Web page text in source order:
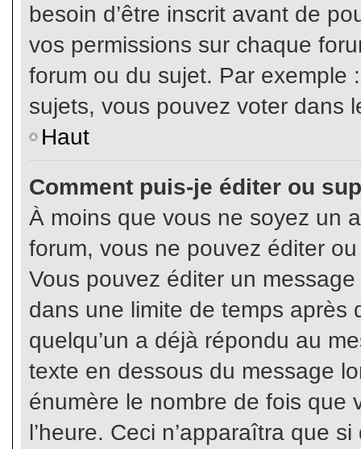
besoin d’être inscrit avant de
vos permissions sur chaque
forum ou du sujet. Par exemple
sujets, vous pouvez voter dans
Haut
Comment puis-je éditer ou
À moins que vous ne soyez un
forum, vous ne pouvez éditer
Vous pouvez éditer un
dans une limite de temps après
quelqu’un a déjà répondu au
texte en dessous du message
énumère le nombre de fois que
l’heure. Ceci n’apparaîtra que